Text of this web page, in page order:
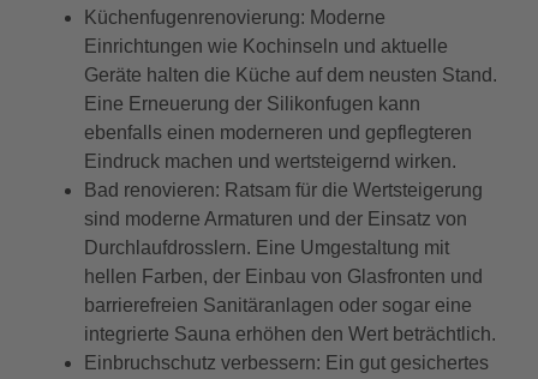
Küchenfugenrenovierung: Moderne
Einrichtungen wie Kochinseln und aktuelle
Geräte halten die Küche auf dem neusten Stand.
Eine Erneuerung der Silikonfugen kann
ebenfalls einen moderneren und gepflegteren
Eindruck machen und wertsteigernd wirken.
Bad renovieren: Ratsam für die Wertsteigerung
sind moderne Armaturen und der Einsatz von
Durchlaufdrosslern. Eine Umgestaltung mit
hellen Farben, der Einbau von Glasfronten und
barrierefreien Sanitäranlagen oder sogar eine
integrierte Sauna erhöhen den Wert beträchtlich.
Einbruchschutz verbessern: Ein gut gesichertes